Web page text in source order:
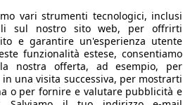
vari strumenti tecnologici, inclusi
sul nostro sito web, per offrirti
e garantire un'esperienza utente
funzionalità estese, consentiamo
nostra offerta, ad esempio, per
una visita successiva, per mostrarti
o per fornire e valutare pubblicità e